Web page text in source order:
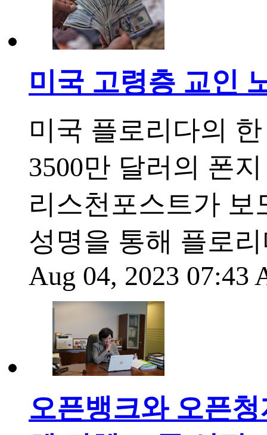
미국 고령층 교인
미국 플로리다의
3500만 달러의 폰
리스천포스트가 보
성명을 통해 플로
Aug 04, 2023 07:43
오픈뱅크와 오픈